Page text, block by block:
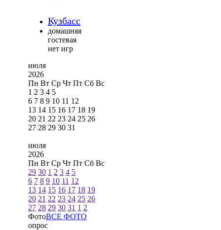
Кузбасс
домашняя
гостевая
нет игр
июля
2026
Пн Вт Ср Чт Пт Сб Вс
1 2 3 4 5
6 7 8 9 10 11 12
13 14 15 16 17 18 19
20 21 22 23 24 25 26
27 28 29 30 31
июля
2026
Пн Вт Ср Чт Пт Сб Вс
29 30 1 2 3 4 5
6 7 8 9 10 11 12
13 14 15 16 17 18 19
20 21 22 23 24 25 26
27 28 29 30 31 1 2
ФотоВСЕ ФОТО
опрос